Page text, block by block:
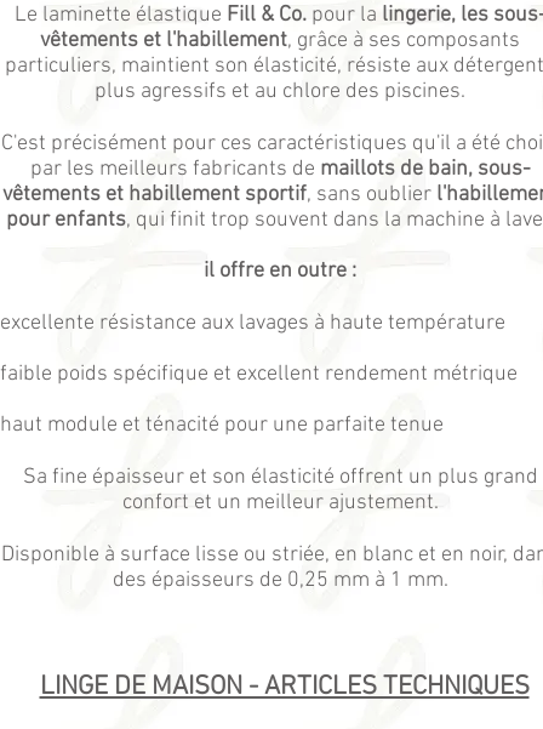
Le laminette élastique Fill & Co.pour la lingerie, les
vêtements et l'habillement, grâce à ses composants
particuliers, maintient son élasticité, résiste aux
plus agressifs et au chlore des piscines.
C'est précisément pour ces caractéristiques qu'il a été
par les meilleurs fabricants de maillots de bain, sous-
vêtements et habillement sportif, sans oublier
pour enfants, qui finit trop souvent dans la machine à
il offre en outre :
excellente résistance aux lavages à haute température
faible poids spécifique et excellent rendement métrique
haut module et ténacité pour une parfaite tenue
Sa fine épaisseur et son élasticité offrent un plus grand
confort et un meilleur ajustement.
Disponible à surface lisse ou striée, en blanc et en noir,
des épaisseurs de 0,25 mm à 1 mm.
LINGE DE MAISON - ARTICLES TECHNIQUES